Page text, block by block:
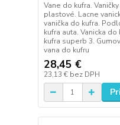
Vane do kufra.
plastové. Lacne
vanička do kufra.
kufra auta. Vanicka
kufra superb 3.
vana do kufru
28,45 €
23,13 € bez DPH